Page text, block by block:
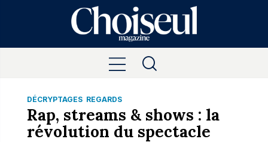
DÉCRYPTAGES REGARDS
Rap, streams & shows : la
révolution du spectacle